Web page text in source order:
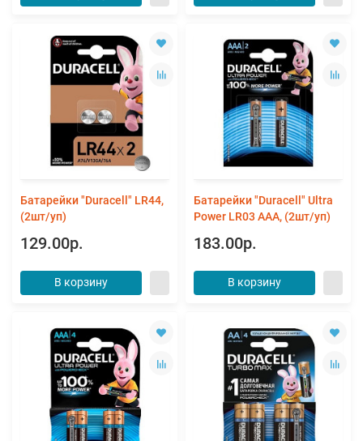
Батарейки "Duracell" LR44,
(2шт/уп)
129.00р.
В корзину
Батарейки "Duracell" Ultra
Power LR03 ААА, (2шт/уп)
183.00р.
В корзину